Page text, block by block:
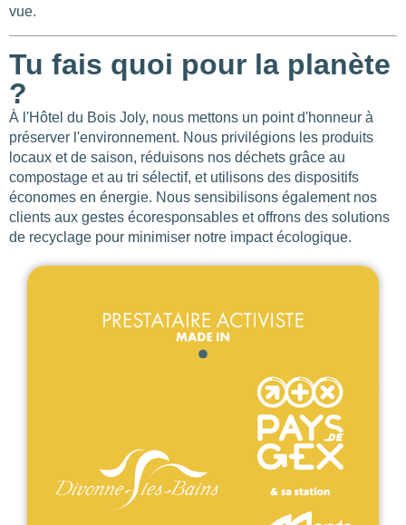
vue.
Tu fais quoi pour la planète
?
À l'Hôtel du Bois Joly, nous mettons un point d'honneur à
préserver l'environnement. Nous privilégions les produits
locaux et de saison, réduisons nos déchets grâce au
compostage et au tri sélectif, et utilisons des dispositifs
économes en énergie. Nous sensibilisons également nos
clients aux gestes écoresponsables et offrons des solutions
de recyclage pour minimiser notre impact écologique.